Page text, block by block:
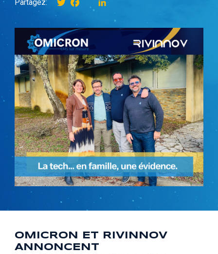
Partagez:
OMICRON ET RIVINNOV
ANNONCENT